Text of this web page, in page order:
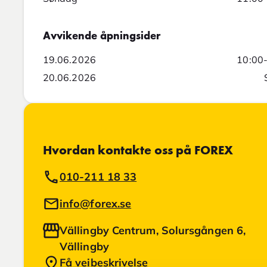
Avvikende åpningsider
19.06.2026
10:00-
20.06.2026
Hvordan kontakte oss på FOREX
010-211 18 33
info@forex.se
Vällingby Centrum, Solursgången 6,
Vällingby
Få veibeskrivelse